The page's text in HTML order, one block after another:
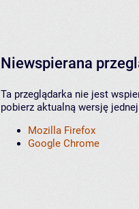
Niewspierana
Ta przeglądarka nie jest
pobierz aktualną wersję
Mozilla Firefox
Google Chrome